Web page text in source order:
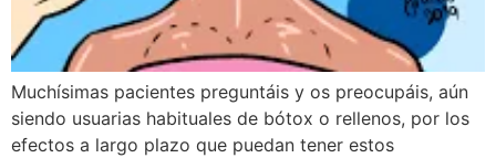
Muchísimas pacientes preguntáis y os preocupáis, aún
siendo usuarias habituales de bótox o rellenos, por los
efectos a largo plazo que puedan tener estos